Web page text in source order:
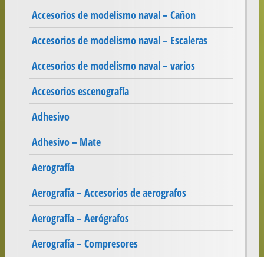
Accesorios de modelismo naval – Cañon
Accesorios de modelismo naval – Escaleras
Accesorios de modelismo naval – varios
Accesorios escenografía
Adhesivo
Adhesivo – Mate
Aerografía
Aerografía – Accesorios de aerografos
Aerografía – Aerógrafos
Aerografía – Compresores